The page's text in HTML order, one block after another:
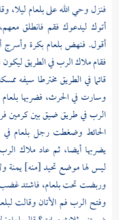
فنزل وحي الله علىبلعامليلا،
أتوك ليدعوك فقم فانطلق
أقول. فنهض بلعام بكرة وأسرج
فقام ملاك الرب في الطريق ليكون
قائما في الطريق مخترطا سيفه
وسارت في الحرث، فضربها بلعام
الرب في طريق ضيق بين كرمين
الحائط وضغطت رجل بلعام في
يضربها أيضا، ثم عاد ملاك
ليس لها موضع تحيد [منه] يمنة
وربضت تحت بلعام، فاشتد غضب
وفتح الرب فم الأتان وقالت